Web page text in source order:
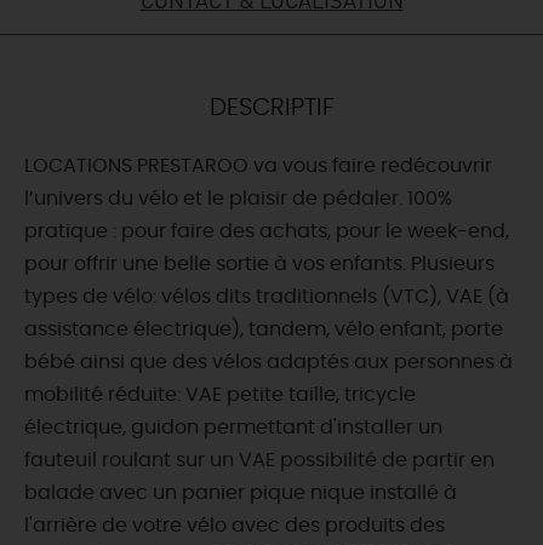
CETTE SEMAINE
TOUT L'AGENDA
DESCRIPTIF
LOCATIONS PRESTAROO va vous faire redécouvrir
l’univers du vélo et le plaisir de pédaler. 100%
pratique : pour faire des achats, pour le week-end,
pour offrir une belle sortie à vos enfants. Plusieurs
types de vélo: vélos dits traditionnels (VTC), VAE (à
assistance électrique), tandem, vélo enfant, porte
bébé ainsi que des vélos adaptés aux personnes à
mobilité réduite: VAE petite taille, tricycle
électrique, guidon permettant d'installer un
fauteuil roulant sur un VAE possibilité de partir en
balade avec un panier pique nique installé à
l'arrière de votre vélo avec des produits des